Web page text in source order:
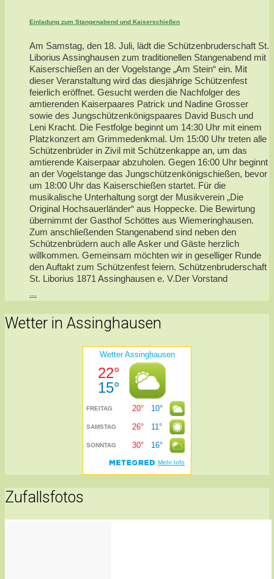
Einladung zum Stangenabend und Kaiserschießen
Am Samstag, den 18. Juli, lädt die Schützenbruderschaft St.
Liborius Assinghausen zum traditionellen Stangenabend mit
Kaiserschießen an der Vogelstange „Am Stein“ ein. Mit
dieser Veranstaltung wird das diesjährige Schützenfest
feierlich eröffnet. Gesucht werden die Nachfolger des
amtierenden Kaiserpaares Patrick und Nadine Grosser
sowie des Jungschützenkönigspaares David Busch und
Leni Kracht. Die Festfolge beginnt um 14:30 Uhr mit einem
Platzkonzert am Grimmedenkmal. Um 15:00 Uhr treten alle
Schützenbrüder in Zivil mit Schützenkappe an, um das
amtierende Kaiserpaar abzuholen. Gegen 16:00 Uhr beginnt
an der Vogelstange das Jungschützenkönigschießen, bevor
um 18:00 Uhr das Kaiserschießen startet. Für die
musikalische Unterhaltung sorgt der Musikverein „Die
Original Hochsauerländer“ aus Hoppecke. Die Bewirtung
übernimmt der Gasthof Schöttes aus Wiemeringhausen.
Zum anschließenden Stangenabend sind neben den
Schützenbrüdern auch alle Asker und Gäste herzlich
willkommen. Gemeinsam möchten wir in geselliger Runde
den Auftakt zum Schützenfest feiern. Schützenbruderschaft
St. Liborius 1871 Assinghausen e. V.Der Vorstand
...
Wetter in Assinghausen
Zufallsfotos